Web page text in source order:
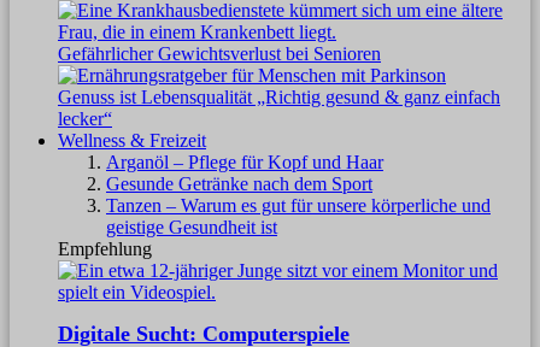
Gefährlicher Gewichtsverlust bei Senioren
Genuss ist Lebensqualität „Richtig gesund & ganz einfach
lecker“
Wellness & Freizeit
Arganöl – Pflege für Kopf und Haar
Gesunde Getränke nach dem Sport
Tanzen – Warum es gut für unsere körperliche und
geistige Gesundheit ist
Empfehlung
Digitale Sucht: Computerspiele